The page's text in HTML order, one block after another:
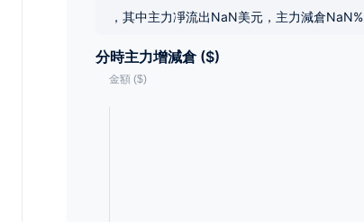
，其中主力凈流出NaN美元，主力減倉NaN%
分時主力增減倉 ($)